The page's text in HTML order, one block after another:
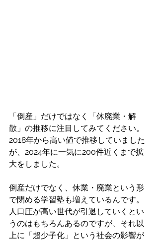
「倒産」だけではなく「休廃業・解
散」の推移に注目してみてください。
2018年から高い値で推移していました
が、2024年に一気に200件近くまで拡
大をしました。
倒産だけでなく、休業・廃業という形
で閉める学習塾も増えているんです。
人口圧が高い世代が引退していくとい
うのはもちろんあるのですが、それ以
上に「超少子化」という社会の影響が